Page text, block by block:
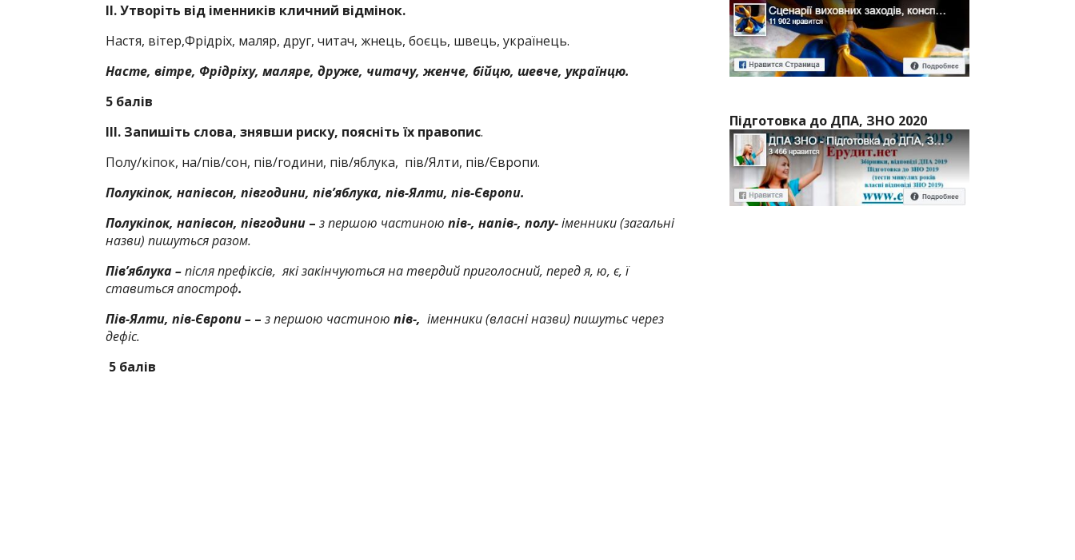
ІІ. Утворіть від іменників кличний відмінок.
Настя, вітер,Фрідріх, маляр, друг, читач, жнець, боєць, швець, українець.
Насте, вітре, Фрідріху, маляре, друже, читачу, женче, бійцю, шевче, українцю.
5 балів
ІІІ. Запишіть слова, знявши риску, поясніть їх правопис.
Полу/кіпок, на/пів/сон, пів/години, пів/яблука, пів/Ялти, пів/Європи.
Полукіпок, напівсон, півгодини, пів’яблука, пів-Ялти, пів-Європи.
Полукіпок, напівсон, півгодини – з першою частиною пів-, напів-, полу-іменники (загальні
назви) пишуться разом.
Пів’яблука –після префіксів, які закінчуються на твердий приголосний, перед я, ю, є, ї
ставиться апостроф.
Пів-Ялти, пів-Європи – – з першою частиною пів-, іменники (власні назви) пишутьс через
дефіс.
5 балів
Підготовка до ДПА, ЗНО 2020